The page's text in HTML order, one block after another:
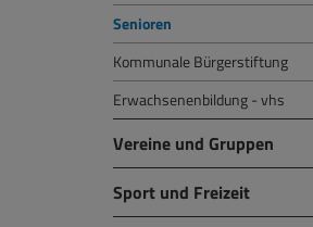
Senioren
Kommunale Bürgerstiftung
Erwachsenenbildung - vhs
Vereine und Gruppen
Sport und Freizeit